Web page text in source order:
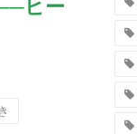
ヒー